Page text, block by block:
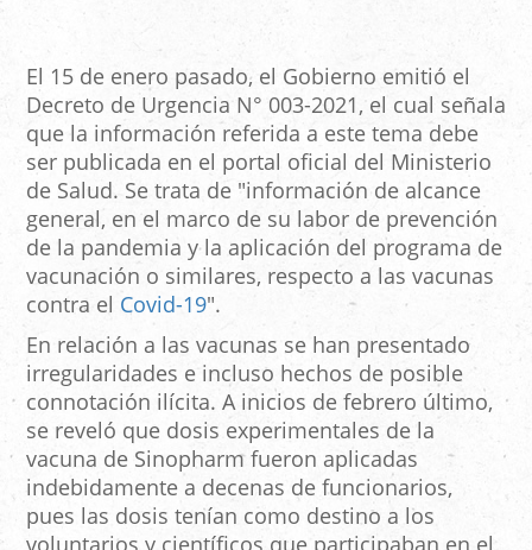
El 15 de enero pasado, el Gobierno emitió el
Decreto de Urgencia N° 003-2021, el cual señala
que la información referida a este tema debe
ser publicada en el portal oficial del Ministerio
de Salud. Se trata de "información de alcance
general, en el marco de su labor de prevención
de la pandemia y la aplicación del programa de
vacunación o similares, respecto a las vacunas
contra el Covid-19".
En relación a las vacunas se han presentado
irregularidades e incluso hechos de posible
connotación ilícita. A inicios de febrero último,
se reveló que dosis experimentales de la
vacuna de Sinopharm fueron aplicadas
indebidamente a decenas de funcionarios,
pues las dosis tenían como destino a los
voluntarios y científicos que participaban en el